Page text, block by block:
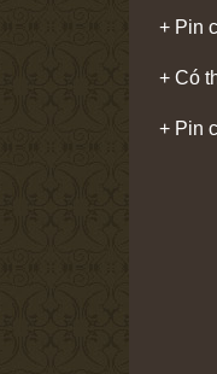
+ Pin
+ Có
+ Pin